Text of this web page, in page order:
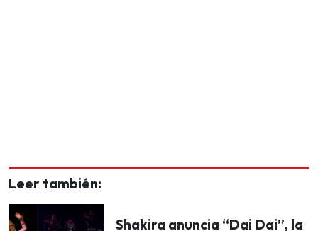
Leer también:
Shakira anuncia “Dai Dai”, la